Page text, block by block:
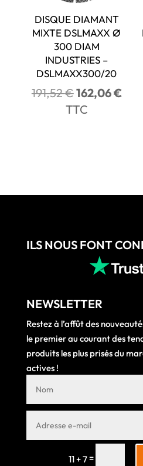
DISQUE DIAMANT
MIXTE DSLMAXX Ø
300 DIAM
INDUSTRIES –
DSLMAXX300/20
191,52€Le
prix
162,06€Le
TTC
ILS NOUS FONT
NEWSLETTER
Restez à l’affût des
le premier au courant des
produits les plus prisés du
actives !
11 + 7=